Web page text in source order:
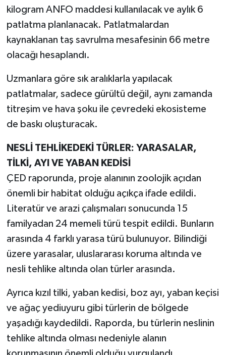
kilogram ANFO maddesi kullanılacak ve aylık 6
patlatma planlanacak. Patlatmalardan
kaynaklanan taş savrulma mesafesinin 66 metre
olacağı hesaplandı.
Uzmanlara göre sık aralıklarla yapılacak
patlatmalar, sadece gürültü değil, aynı zamanda
titreşim ve hava şoku ile çevredeki ekosisteme
de baskı oluşturacak.
NESLİ TEHLİKEDEKİ TÜRLER: YARASALAR,
TİLKİ, AYI VE YABAN KEDİSİ
ÇED raporunda, proje alanının zoolojik açıdan
önemli bir habitat olduğu açıkça ifade edildi.
Literatür ve arazi çalışmaları sonucunda 15
familyadan 24 memeli türü tespit edildi. Bunların
arasında 4 farklı yarasa türü bulunuyor. Bilindiği
üzere yarasalar, uluslararası koruma altında ve
nesli tehlike altında olan türler arasında.
Ayrıca kızıl tilki, yaban kedisi, boz ayı, yaban keçisi
ve ağaç yediuyuru gibi türlerin de bölgede
yaşadığı kaydedildi. Raporda, bu türlerin neslinin
tehlike altında olması nedeniyle alanın